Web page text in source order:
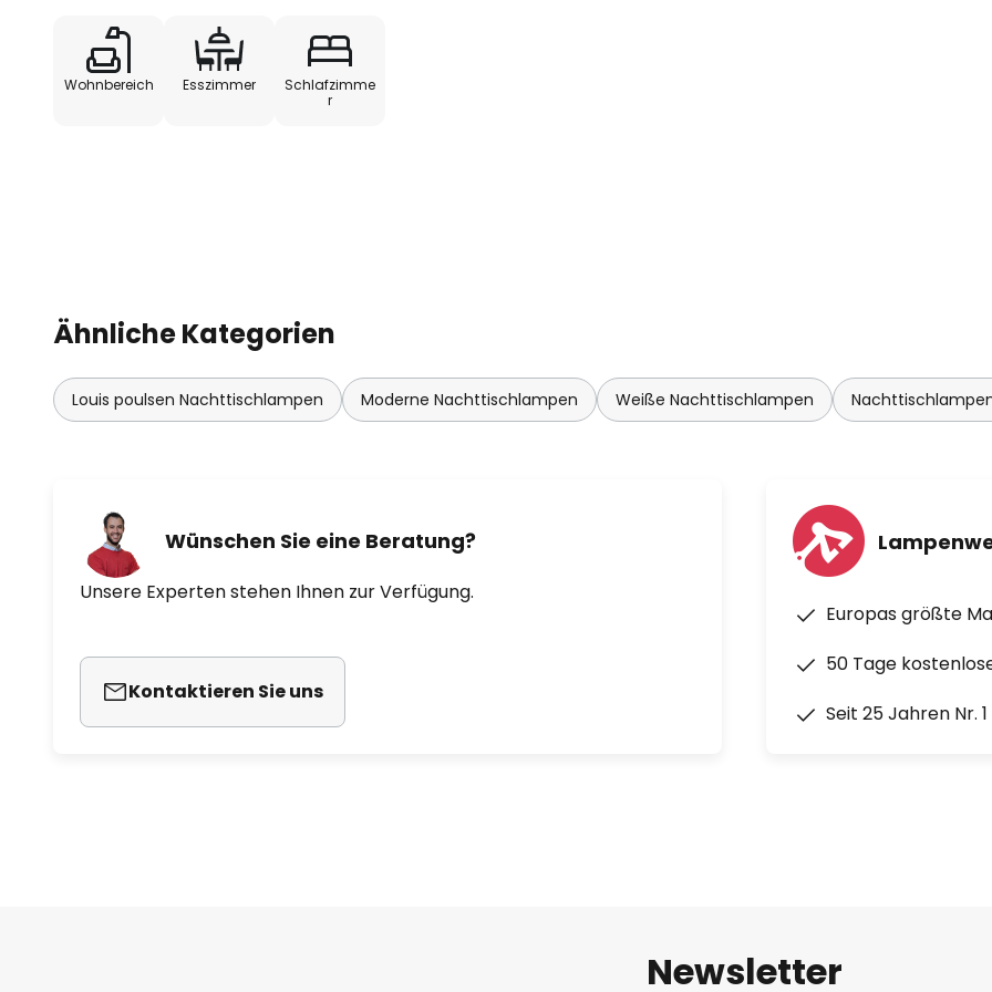
Leselicht oder zur Schaffung einer gemütlichen Stimmung – die
FJ Elements bietet die perfekte Balance zwischen Form und
Funktion.
Wohnbereich Esszimmer
Schlafzimme
r
Ähnliche Kategorien
Louis poulsen Nachttischlampen Moderne Nachttischlampen Weiße Nachttischlampen
Wünschen Sie eine Beratung?
Unsere Experten stehen Ihnen zur Verfügung.
Kontaktieren Sie uns
Europas größte
50 Tage
Seit 25 Jahren Nr.
Newsletter